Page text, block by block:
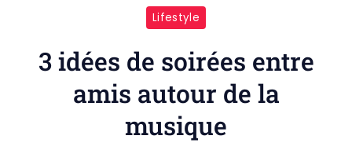
Lifestyle
3 idées de soirées entre
amis autour de la
musique